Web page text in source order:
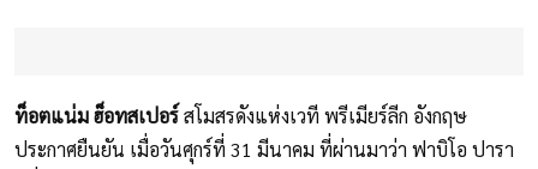
ท็อตแน่ม ฮ็อทสเปอร์สโมสรดังแห่งเวที พรีเมียร์ลีก อังกฤษ
ประกาศยืนยัน เมื่อวันศุกร์ที่ 31 มีนาคม ที่ผ่านมาว่า ฟาบิโอ ปารา